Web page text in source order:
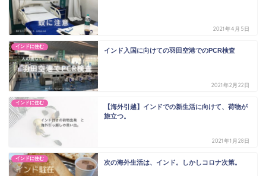
2021年4月5日
インドに住む
インド入国に向けての羽田空港でのPCR検査
2021年2月22日
インドに住む
【海外引越】インドでの新生活に向けて、荷物が
旅立つ。
2021年1月28日
インドに住む
次の海外生活は、インド。しかしコロナ次第。